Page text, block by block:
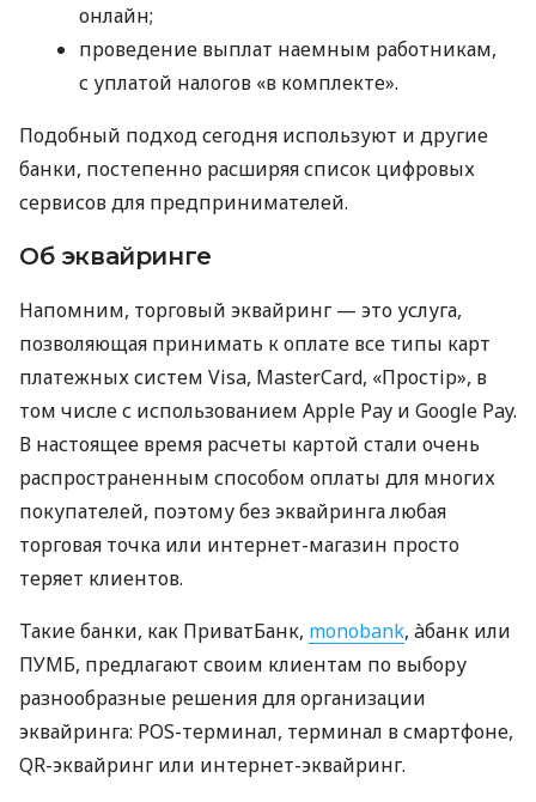
онлайн;
проведение выплат наемным работникам,
с уплатой налогов «в комплекте».
Подобный подход сегодня используют и другие
банки, постепенно расширяя список цифровых
сервисов для предпринимателей.
Об эквайринге
Напомним, торговый эквайринг — это услуга,
позволяющая принимать к оплате все типы карт
платежных систем Visa, MasterCard, «Простір», в
том числе с использованием Apple Pay и Google Pay.
В настоящее время расчеты картой стали очень
распространенным способом оплаты для многих
покупателей, поэтому без эквайринга любая
торговая точка или интернет-магазин просто
теряет клиентов.
Такие банки, как ПриватБанк, monobank, àбанк или
ПУМБ, предлагают своим клиентам по выбору
разнообразные решения для организации
эквайринга: POS-терминал, терминал в смартфоне,
QR-эквайринг или интернет-эквайринг.